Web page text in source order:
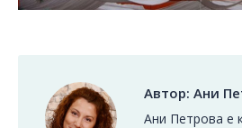
Автор: Ани
Ани Петрова е